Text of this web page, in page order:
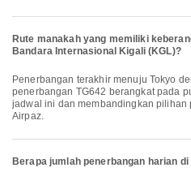
Rute manakah yang memiliki
Bandara Internasional Kigali (KGL)?
Penerbangan terakhir menuju Tokyo dengan Thai Airways dengan kode
penerbangan TG642 berangkat pada
jadwal ini dan membandingkan
Airpaz.
Berapa jumlah penerbangan harian